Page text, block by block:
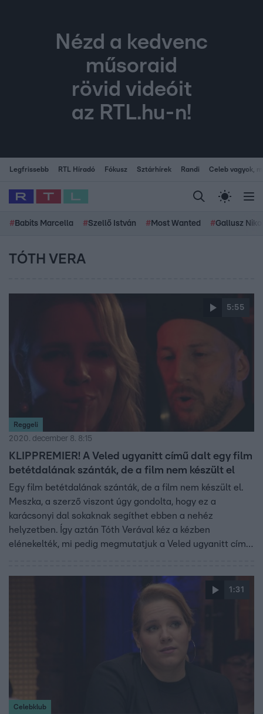
Nézd a kedvenc
műsoraid
rövid videóit
az RTL.hu-n!
Legfrissebb RTL Híradó Fókusz Sztárhírek Randi Celeb vagyok,
# Babits Marcella #Szellő István # Most Wanted #Gallusz
TÓTH VERA
5:55
Reggeli
2020. december 8. 8:15
KLIPPREMIER! A Veled ugyanitt című dalt egy film
betétdalának szánták, de a film nem készült el
Egy film betétdalának szánták, de a film nem készült el.
Meszka, a szerző viszont úgy gondolta, hogy ez a
karácsonyi dal sokaknak segíthet ebben a nehéz
helyzetben. Így aztán Tóth Verával kéz a kézben
elénekelték, mi pedig megmutatjuk a Veled ugyanitt című
1:31
Celebklub